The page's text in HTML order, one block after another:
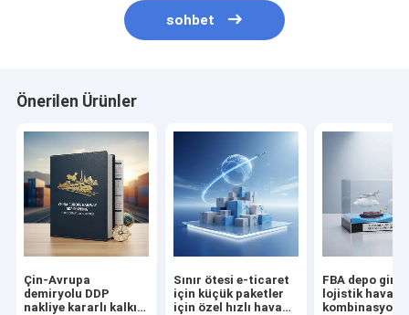
sohbet
Önerilen Ürünler
Çin-Avrupa
demiryolu DDP
nakliye kararlı kalkış
Sınır ötesi e-ticaret
için küçük paketler
için özel hızlı hava
FBA depo giriş
lojistik hava
kombinasyon